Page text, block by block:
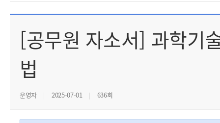
[공무원 자소서] 과학기
법
운영자 2025-07-01 636회